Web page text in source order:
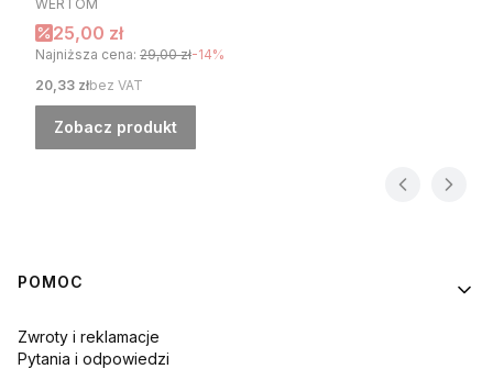
WERTOM
Cena promocyjna
25,00 zł
Najniższa cena: 29,00 zł-14%
Cena
20,33 złbez VAT
Zobacz produkt
Linki w stopce
POMOC
Zwroty i reklamacje
Pytania i odpowiedzi